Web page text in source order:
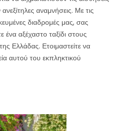
αναμνήσεις. Με τις
διαδρομές μας, σας
ένα αξέχαστο ταξίδι στους
Ελλάδας. Ετοιμαστείτε να
αυτού του εκπληκτικού